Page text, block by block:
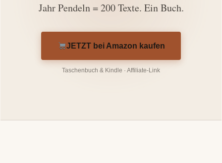
Jahr Pendeln = 200 Texte. Ein Buch.
JETZT bei Amazon kaufen
Taschenbuch & Kindle · Affiliate-Link